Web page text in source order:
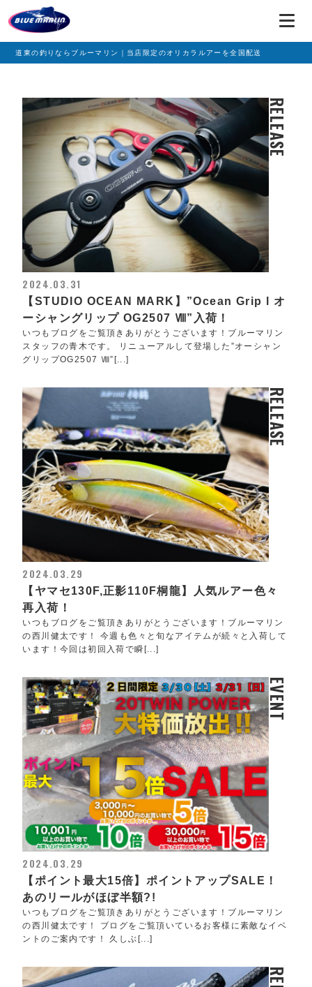
道東の釣りならブルーマリン｜当店限定のオリカラルアーを全国配送
RELEASE
2024.03.31
【STUDIO OCEAN MARK】”Ocean Grip l オ
ーシャングリップ OG2507 Ⅷ”入荷！
いつもブログをご覧頂きありがとうございます！ブルーマリン
スタッフの青木です。 リニューアルして登場した”オーシャン
グリップOG2507 Ⅷ”[...]
RELEASE
2024.03.29
【ヤマセ130F,正影110F桐龍】人気ルアー色々
再入荷！
いつもブログをご覧頂きありがとうございます！ブルーマリン
の西川健太です！ 今週も色々と旬なアイテムが続々と入荷して
います！今回は初回入荷で瞬[...]
EVENT
2024.03.29
【ポイント最大15倍】ポイントアップSALE！
あのリールがほぼ半額?!
いつもブログをご覧頂きありがとうございます！ブルーマリン
の西川健太です！ ブログをご覧頂いているお客様に素敵なイベ
ントのご案内です！ 久しぶ[...]